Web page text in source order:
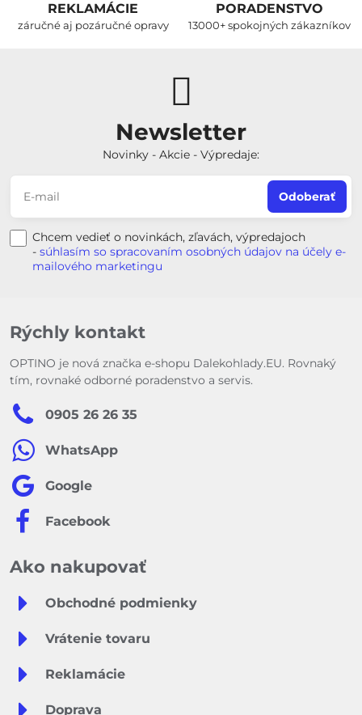
REKLAMÁCIE
záručné aj pozáručné opravy
PORADENSTVO
13000+ spokojných zákazníkov
Newsletter
Novinky - Akcie - Výpredaje:
Odoberať
Chcem vedieť o novinkách, zľavách, výpredajoch
- súhlasím so spracovaním osobných údajov na účely e-
mailového marketingu
Rýchly kontakt
OPTINO je nová značka e-shopu Dalekohlady.EU. Rovnaký
tím, rovnaké odborné poradenstvo a servis.
0905 26 26 35
WhatsApp
Google
Facebook
Ako nakupovať
Obchodné podmienky
Vrátenie tovaru
Reklamácie
Doprava